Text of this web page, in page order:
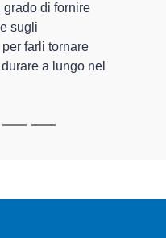
di fornire
sugli
farli tornare
a lungo nel